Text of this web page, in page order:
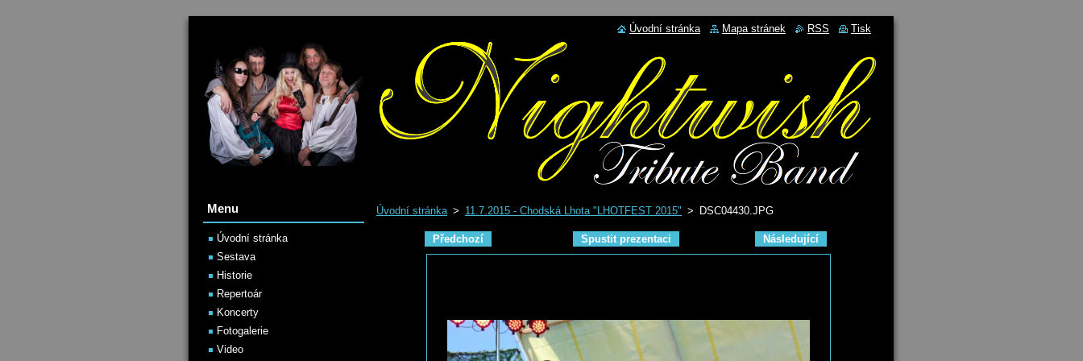
Úvodní stránka > 11.7.2015 - Chodská Lhota "LHOTFEST 2015" > DSC04430.JPG
Předchozí Spustit prezentaci Následující
Menu
Úvodní stránka
Sestava
Historie
Repertoár
Koncerty
Fotogalerie
Video
Úvodní stránka Mapa stránek RSS Tisk